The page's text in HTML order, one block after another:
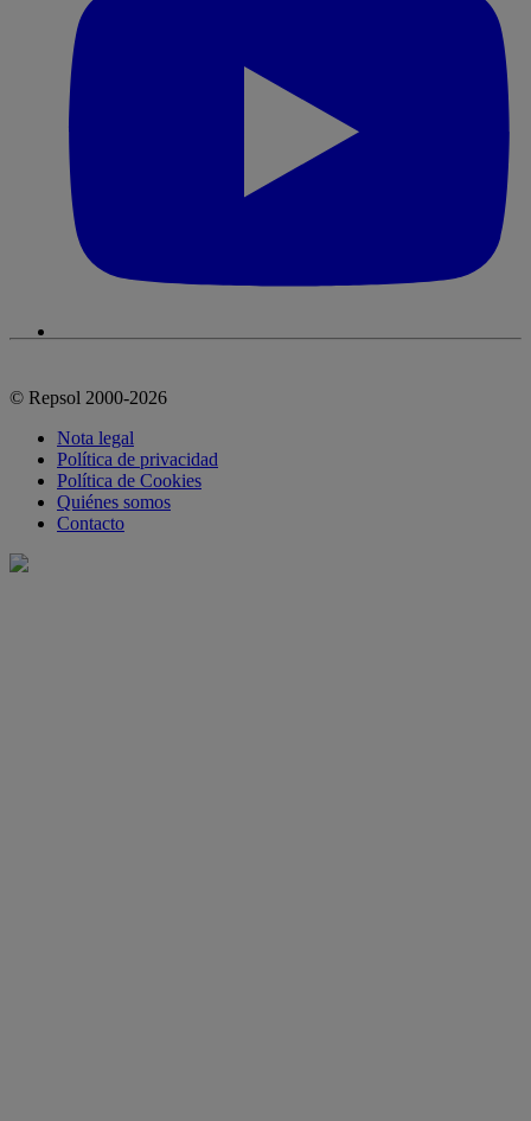
© Repsol 2000-2026
Nota legal
Política de privacidad
Política de Cookies
Quiénes somos
Contacto